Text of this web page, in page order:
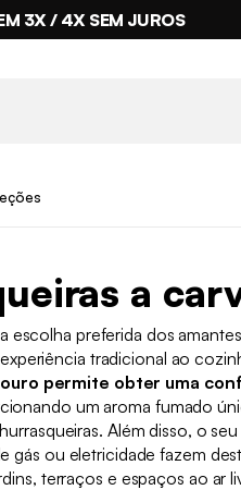
3X / 4X SEM JUROS
a
escolha preferida dos
tradicional ao
permite obter uma
um aroma fumado
Além disso, o
ou eletricidade fazem
terraços e espaços ao ar